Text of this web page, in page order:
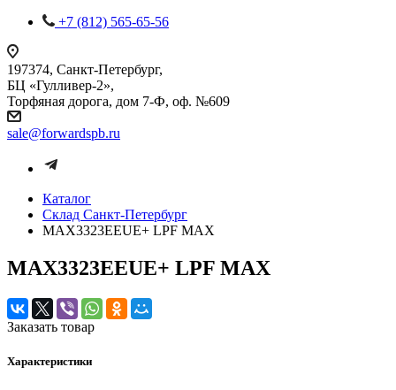
+7 (812) 565-65-56
197374, Санкт-Петербург,
БЦ «Гулливер-2»,
Торфяная дорога, дом 7-Ф, оф. №609
sale@forwardspb.ru
Каталог
Cклад Санкт-Петербург
MAX3323EEUE+ LPF MAX
MAX3323EEUE+ LPF MAX
Заказать товар
Характеристики